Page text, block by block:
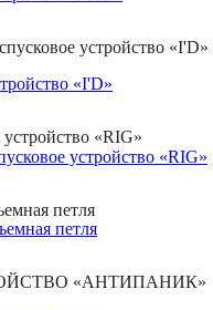
устройство «I'D»
«RIG»
петля
«АНТИПАНИК»